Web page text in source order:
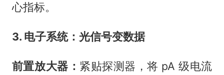
心指标。
3. 电子系统：光信号变数据
前置放大器： 紧贴探测器，将 pA 级电流